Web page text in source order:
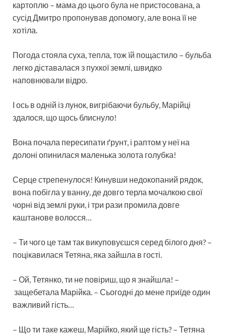
картоплю – мама до цього була не пристосована, а
сусід Дмитро пропонував допомогу, але вона її не
хотіла.
Погода стояла суха, тепла, тож їй пощастило – бульба
легко діставалася з пухкої землі, швидко
наповнювали відро.
І ось в одній із лунок, вигрібаючи бульбу, Марійці
здалося, що щось блиснуло!
Вона почала пересипати ґрунт, і раптом у неї на
долоні опинилася маленька золота голубка!
Серце стрепенулося! Кинувши недокопаний рядок,
вона побігла у ванну, де довго терла мочалкою свої
чорні від землі руки, і три рази промила довге
каштанове волосся…
– Ти чого це там так викуповуєшся серед білого дня? –
поцікавилася Тетяна, яка зайшла в гості.
– Ой, Тетянко, ти не повіриш, що я знайшла! –
защебетала Марійка. – Сьогодні до мене приїде один
важливий гість…
– Що ти таке кажеш, Марійко, який ще гість? – Тетяна